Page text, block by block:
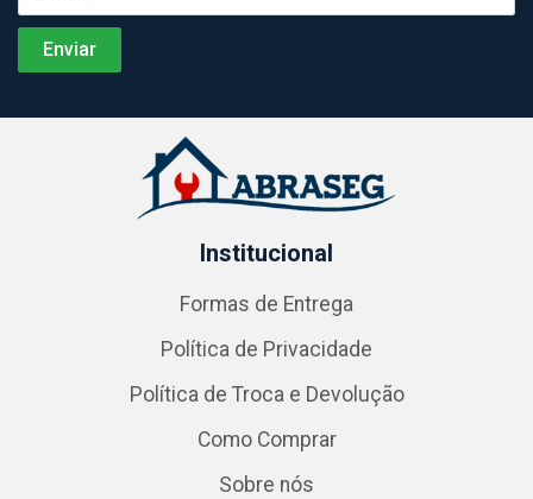
Institucional
Formas de Entrega
Política de Privacidade
Política de Troca e Devolução
Como Comprar
Sobre nós